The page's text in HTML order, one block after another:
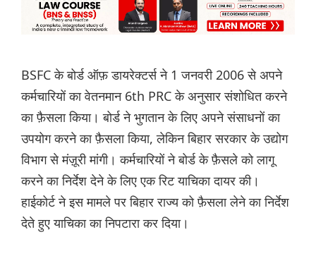
BSFC के बोर्ड ऑफ़ डायरेक्टर्स ने 1 जनवरी 2006 से अपने
कर्मचारियों का वेतनमान 6th PRC के अनुसार संशोधित करने
का फ़ैसला किया। बोर्ड ने भुगतान के लिए अपने संसाधनों का
उपयोग करने का फ़ैसला किया, लेकिन बिहार सरकार के उद्योग
विभाग से मंज़ूरी मांगी। कर्मचारियों ने बोर्ड के फ़ैसले को लागू
करने का निर्देश देने के लिए एक रिट याचिका दायर की।
हाईकोर्ट ने इस मामले पर बिहार राज्य को फ़ैसला लेने का निर्देश
देते हुए याचिका का निपटारा कर दिया।